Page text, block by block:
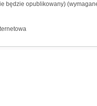
będzie opublikowany)